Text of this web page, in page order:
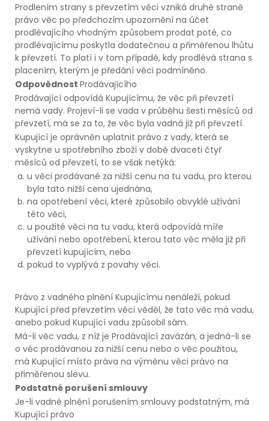
Prodlením strany s převzetím věci vzniká druhé straně
právo věc po předchozím upozornění na účet
prodlévajícího vhodným způsobem prodat poté, co
prodlévajícímu poskytla dodatečnou a přiměřenou lhůtu
k převzetí. To platí i v tom případě, kdy prodlévá strana s
placením, kterým je předání věci podmíněno.
Odpovědnost Prodávajícího
Prodávající odpovídá Kupujícímu, že věc při převzetí
nemá vady. Projeví-li se vada v průběhu šesti měsíců od
převzetí, má se za to, že věc byla vadná již při převzetí.
Kupující je oprávněn uplatnit právo z vady, která se
vyskytne u spotřebního zboží v době dvaceti čtyř
měsíců od převzetí, to se však netýká:
u věci prodávané za nižší cenu na tu vadu, pro kterou
byla tato nižší cena ujednána,
na opotřebení věci, které způsobilo obvyklé užívání
této věci,
u použité věci na tu vadu, která odpovídá míře
užívání nebo opotřebení, kterou tato věc měla již při
převzetí kupujícím, nebo
pokud to vyplývá z povahy věci.
Právo z vadného plnění Kupujícímu nenáleží, pokud
Kupující před převzetím věci věděl, že tato věc má vadu,
anebo pokud Kupující vadu způsobil sám.
Má-li věc vadu, z níž je Prodávající zavázán, a jedná-li se
o věc prodávanou za nižší cenu nebo o věc použitou,
má Kupující místo práva na výměnu věci právo na
přiměřenou slevu.
Podstatné porušení smlouvy
Je-li vadné plnění porušením smlouvy podstatným, má
Kupující právo